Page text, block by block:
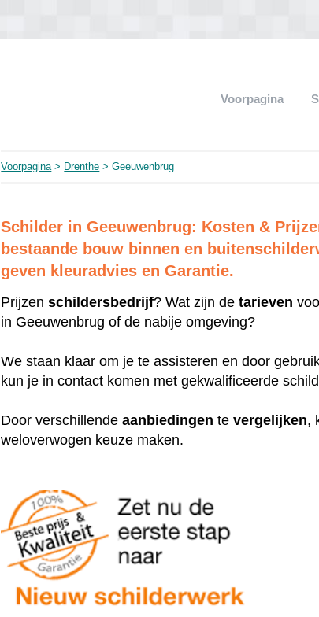
Voorpagina
Voorpagina> Drenthe > Geeuwenbrug
Schilder in Geeuwenbrug: Kosten &
bestaande bouw binnen en
geven kleuradvies en Garantie.
Prijzenschildersbedrijf? Wat zijn detarieven
in Geeuwenbrug of de nabije omgeving?
We staan klaar om je te assisteren en door
kun je in contact komen met gekwalificeerde
Door verschillendeaanbiedingen tevergelijken,
weloverwogen keuze maken.